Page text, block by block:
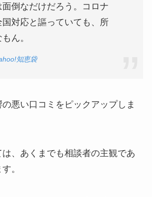
面倒なだけだろう。コロナ
国対応と謳っていても、所
ん。
知恵袋
悪い口コミをピックアップしま
、あくまでも相談者の主観であ
。